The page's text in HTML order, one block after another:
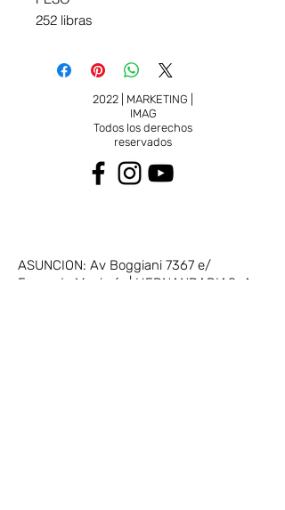
252 libras
2022 | MARKETING |
IMAG
Todos los derechos
reservados
ASUNCION: Av Boggiani 7367 e/
Facundo Machaín | HERNANDARIAS: Av.